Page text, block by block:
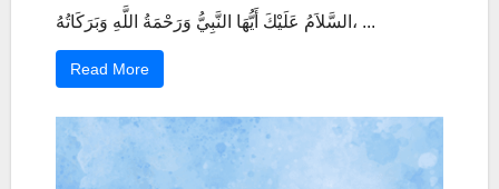
السَّلاَمُ عَلَيْكَ أَيُّهَا النَّبِيُّ وَرَحْمَةُ اللَّهِ وَبَرَكَاتُهُ، ...
Read More